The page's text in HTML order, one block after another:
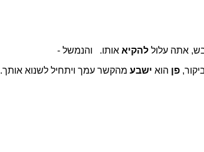
אתה עלול להקיא אותו. והנמשל -
פן הוא ישבע מהקשר עמך ויתחיל לשנוא אותך.